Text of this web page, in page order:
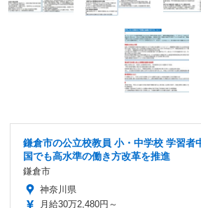
鎌倉市の公立校教員 小・中学校 学習者
国でも高水準の働き方改革を推進
鎌倉市
神奈川県
月給30万2,480円～